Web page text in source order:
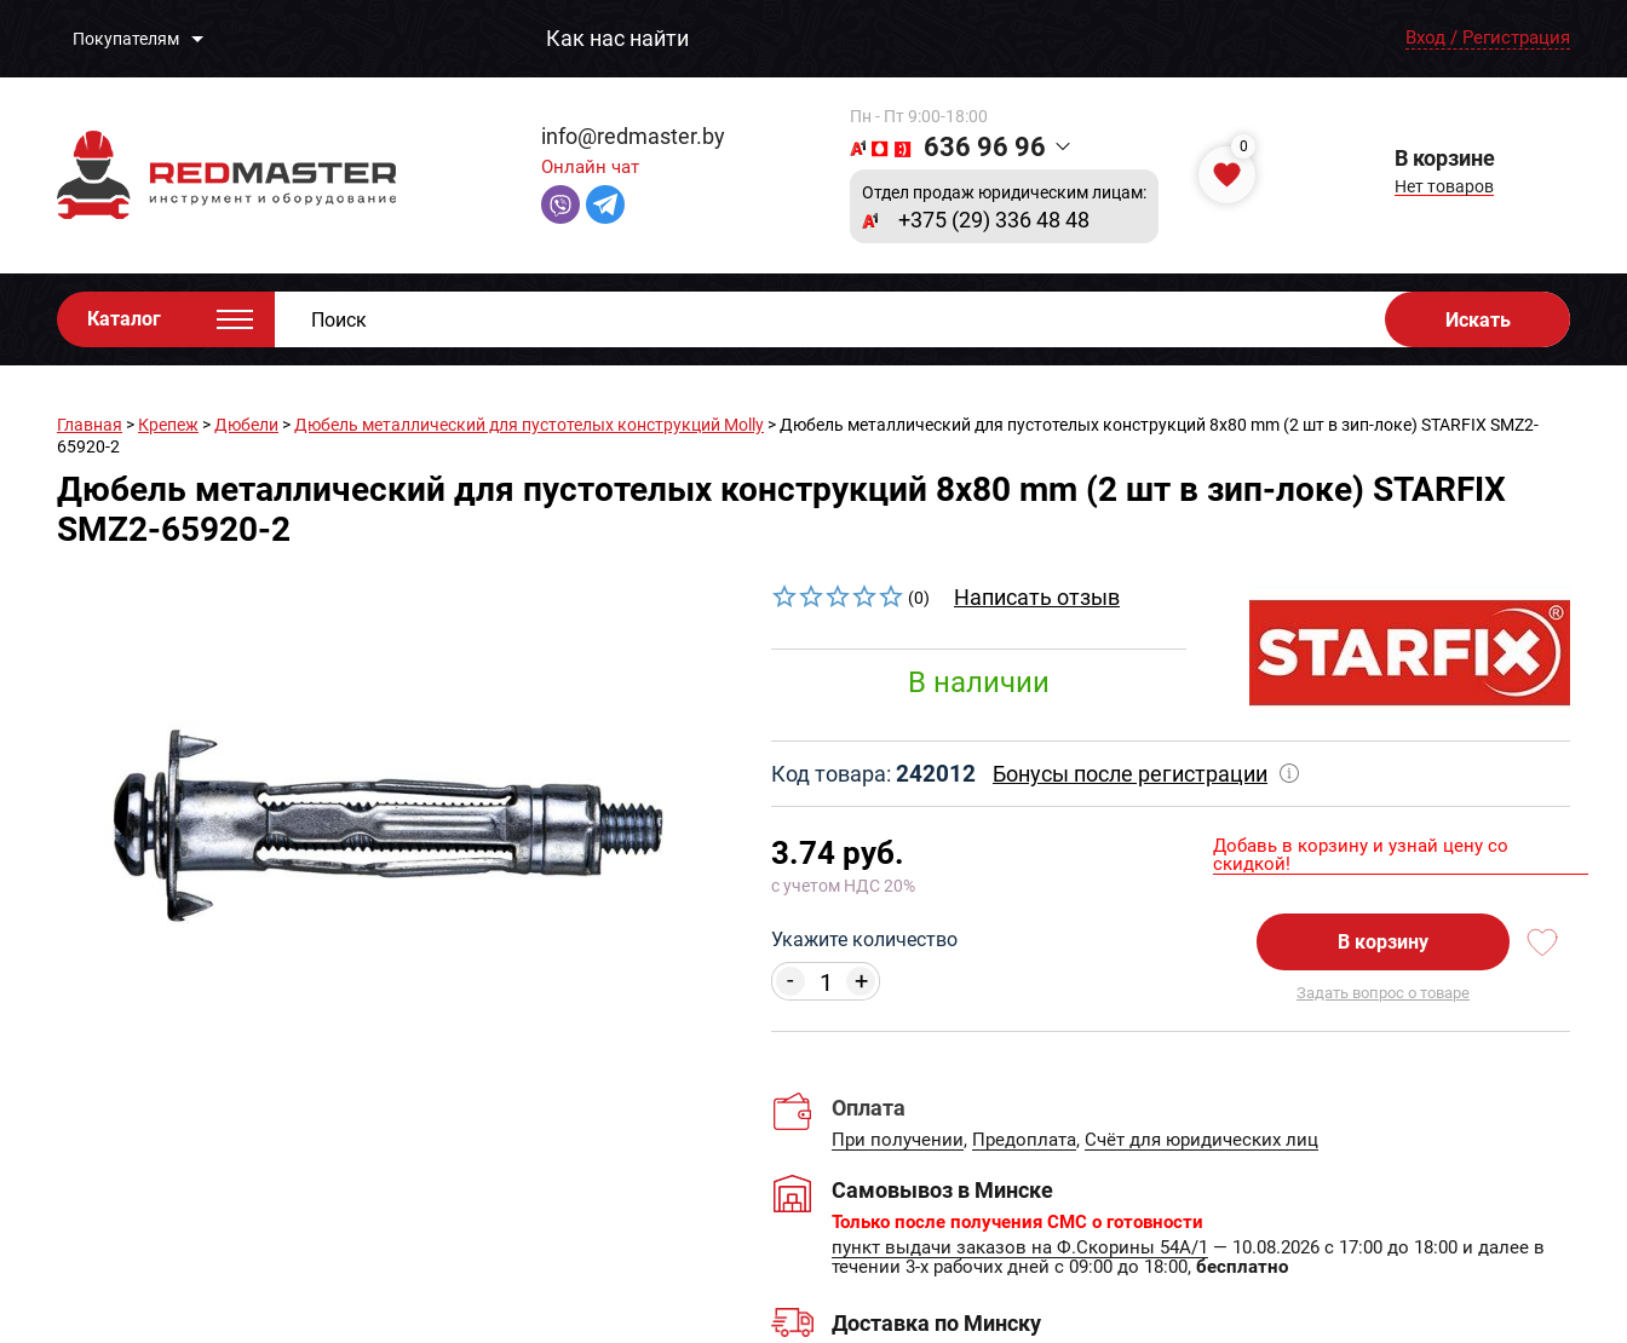
Покупателям Как нас найти Вход / Регистрация
info@redmaster.by
Онлайн чат
Пн - Пт 9:00-18:00
636 96 96
Отдел продаж юридическим лицам:
+375 (29) 336 48 48
0 В корзине
Нет товаров
Каталог Искать
Главная > Крепеж > Дюбели > Дюбель металлический для пустотелых конструкций Molly > Дюбель металлический для пустотелых конструкций 8х80 mm (2 шт в зип-локе) STARFIX SMZ2-
65920-2
Дюбель металлический для пустотелых конструкций 8х80 mm (2 шт в зип-локе) STARFIX
SMZ2-65920-2
(0) Написать отзыв
В наличии
Код товара: 242012 Бонусы после регистрации
Добавь в корзину и узнай цену со
скидкой!
3.74 руб.
с учетом НДС 20%
Укажите количество
+
-
В корзину
Задать вопрос о товаре
Оплата
При получении, Предоплата, Счёт для юридических лиц
Самовывоз в Минске
Только после получения СМС о готовности
пункт выдачи заказов на Ф.Скорины 54А/1 — 10.08.2026 с 17:00 до 18:00 и далее в
течении 3-х рабочих дней с 09:00 до 18:00, бесплатно
Доставка по Минску